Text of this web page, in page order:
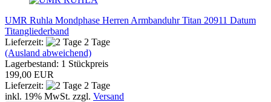
UMR Ruhla Mondphase Herren Armbanduhr Titan 20911 Datum
Titangliederband
Lieferzeit:
2 Tage
(Ausland abweichend)
Lagerbestand: 1 Stückpreis
199,00 EUR
Lieferzeit:
2 Tage
inkl. 19% MwSt. zzgl. Versand